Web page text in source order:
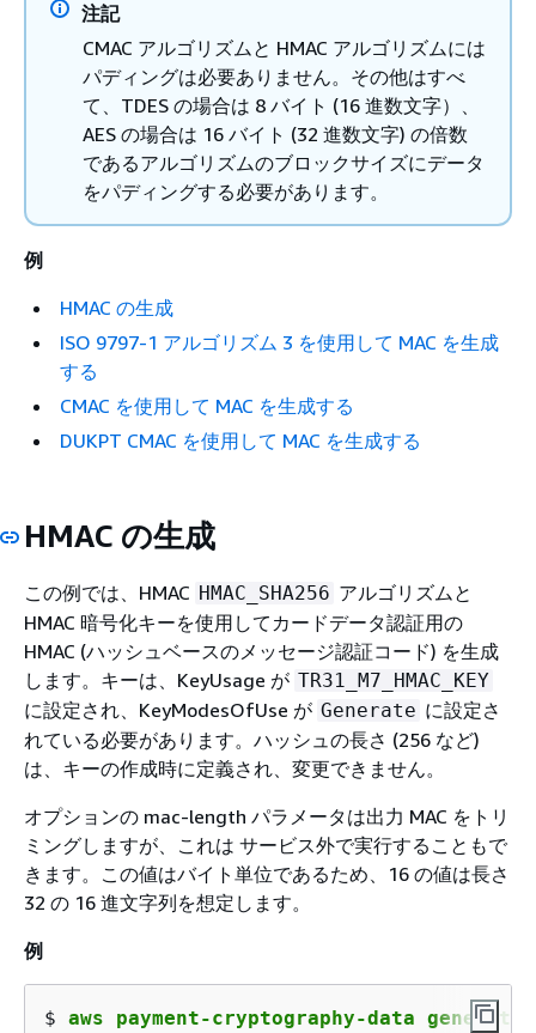
注記
CMAC アルゴリズムと HMAC アルゴリズムには
パディングは必要ありません。その他はすべ
て、TDES の場合は 8 バイト (16 進数文字）、
AES の場合は 16 バイト (32 進数文字) の倍数
であるアルゴリズムのブロックサイズにデータ
をパディングする必要があります。
例
HMAC の生成
ISO 9797-1 アルゴリズム 3 を使用して MAC を生成
する
CMAC を使用して MAC を生成する
DUKPT CMAC を使用して MAC を生成する
HMAC の生成
この例では、HMAC HMAC_SHA256 アルゴリズムと
HMAC 暗号化キーを使用してカードデータ認証用の
HMAC (ハッシュベースのメッセージ認証コード) を生成
します。キーは、KeyUsage が TR31_M7_HMAC_KEY
に設定され、KeyModesOfUse が Generate に設定さ
れている必要があります。ハッシュの長さ (256 など)
は、キーの作成時に定義され、変更できません。
オプションの mac-length パラメータは出力 MAC をトリ
ミングしますが、これは サービス外で実行することもで
きます。この値はバイト単位であるため、16 の値は長さ
32 の 16 進文字列を想定します。
例
$ aws payment-cryptography-data